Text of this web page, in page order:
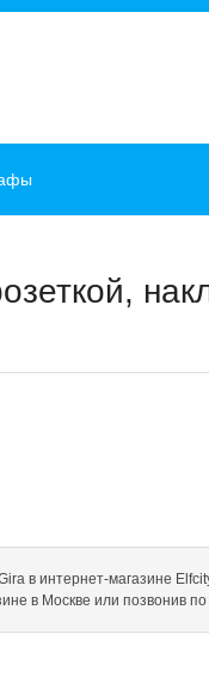
в интернет-магазине
в Москве или позвонив